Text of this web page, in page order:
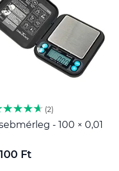
2
- 100 × 0,01
Ft